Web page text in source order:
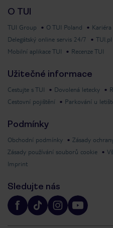
O TUI
TUI Group O TUI Poland Kariéra
Delegátský online servis 24/7
TUI.pl
Mobilní aplikace TUI
Recenze TUI
Užitečné informace
Cestujte s TUI Dovolená letecky
Cestovní pojištění
Parkování u
Podmínky
Obchodní podmínky
Zásady
Zásady používání souborů cookie
Imprint
Sledujte nás